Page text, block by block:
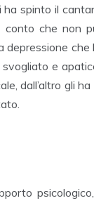
ha spinto il
che non
depressione
e
dall’altro gli
psicologico,